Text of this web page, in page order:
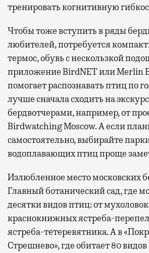
тренировать когнитивную
Чтобы тоже вступить в ряды
любителей, потребуется
термос, обувь с нескользкой
приложение BirdNET или Merlin
помогает распознавать птиц по
лучше сначала сходить на
бердвотчерами, например, от
Birdwatching Moscow. А если
самостоятельно, выбирайте
водоплавающих птиц проще
Излюбленное место московских
Главный ботанический сад, где
десятки видов птиц: от
краснокнижных ястреба-
ястреба-тетеревятника. А в
Стрешнево», где обитает 80